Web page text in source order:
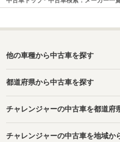
他の車種から中古車を探す
都道府県から中古車を探す
チャレンジャーの中古車を都道府
チャレンジャーの中古車を地域か